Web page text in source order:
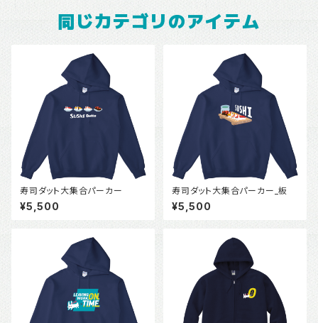
同じカテゴリのアイテム
寿司ダット大集合パーカー
¥5,500
寿司ダット大集合パーカー_板
¥5,500